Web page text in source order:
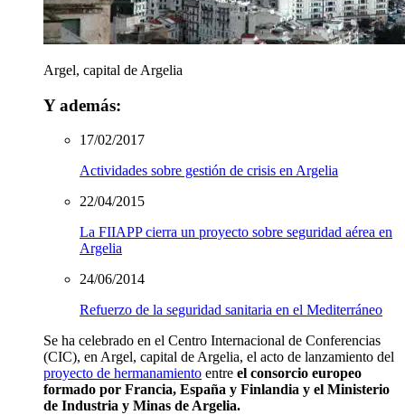
Argel, capital de Argelia
Y además:
17/02/2017
Actividades sobre gestión de crisis en Argelia
22/04/2015
La FIIAPP cierra un proyecto sobre seguridad aérea en
Argelia
24/06/2014
Refuerzo de la seguridad sanitaria en el Mediterráneo
Se ha celebrado en el Centro Internacional de Conferencias
(CIC), en Argel, capital de Argelia, el acto de lanzamiento del
proyecto de hermanamiento entre el consorcio europeo
formado por Francia, España y Finlandia y el Ministerio
de Industria y Minas de Argelia.